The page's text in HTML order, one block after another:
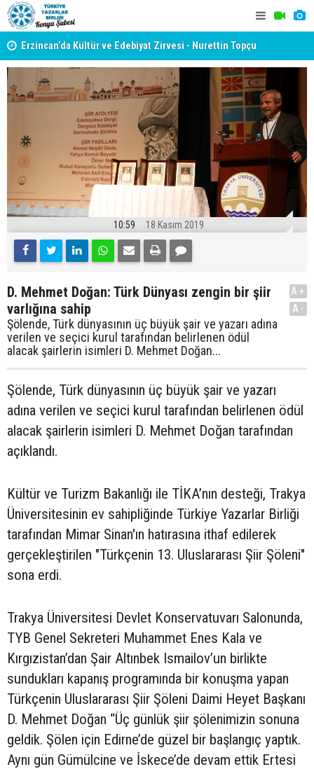
Erzincan’da Kültür ve Edebiyat Zirvesi - Nurettin Topçu
Sokağı Açılışı
10:59 18 Kasım 2019
D. Mehmet Doğan: Türk Dünyası zengin bir şiir
varlığına sahip
Şölende, Türk dünyasının üç büyük şair ve yazarı adına
verilen ve seçici kurul tarafından belirlenen ödül
alacak şairlerin isimleri D. Mehmet Doğan...
A+
A-
Şölende, Türk dünyasının üç büyük şair ve yazarı
adına verilen ve seçici kurul tarafından belirlenen ödül
alacak şairlerin isimleri D. Mehmet Doğan tarafından
açıklandı.
Kültür ve Turizm Bakanlığı ile TİKA’nın desteği, Trakya
Üniversitesinin ev sahipliğinde Türkiye Yazarlar Birliği
tarafından Mimar Sinan'ın hatırasına ithaf edilerek
gerçekleştirilen "Türkçenin 13. Uluslararası Şiir Şöleni"
sona erdi.
Trakya Üniversitesi Devlet Konservatuvarı Salonunda,
TYB Genel Sekreteri Muhammet Enes Kala ve
Kırgızistan’dan Şair Altınbek Ismailov’un birlikte
sundukları kapanış programında bir konuşma yapan
Türkçenin Uluslararası Şiir Şöleni Daimi Heyet Başkanı
D. Mehmet Doğan “Üç günlük şiir şölenimizin sonuna
geldik. Şölen için Edirne’de güzel bir başlangıç yaptık.
Aynı gün Gümülcine ve İskece’de devam ettik Ertesi